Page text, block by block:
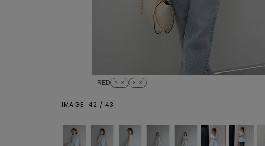
RED 1 : ✕ 2: ✕
IMAGE 42 /43